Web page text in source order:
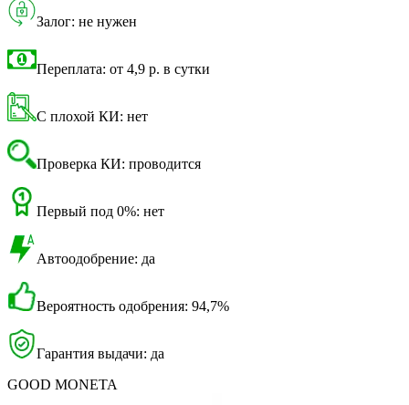
Залог: не нужен
Переплата: от 4,9 р. в сутки
С плохой КИ: нет
Проверка КИ: проводится
Первый под 0%: нет
Автоодобрение: да
Вероятность одобрения: 94,7%
Гарантия выдачи: да
GOOD MONETA